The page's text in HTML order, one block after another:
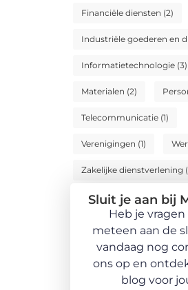
Financiële diensten (2)
Industriële goederen en
Informatietechnologie (3)
Materialen (2)
Telecommunicatie (1)
Verenigingen (1)
Zakelijke dienstverlening
Sluit je aan bij
Heb je vragen
meteen aan de
vandaag nog
ons op en
blog voor